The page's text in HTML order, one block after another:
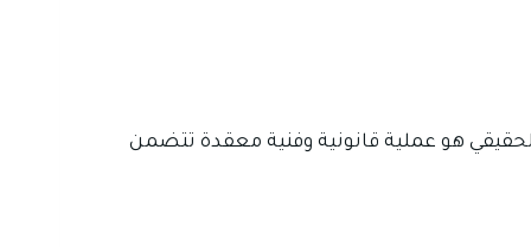
هو عملية قانونية وفنية معقدة تتضمن